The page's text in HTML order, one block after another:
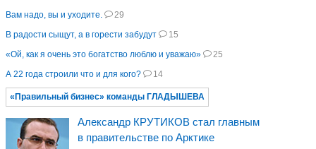
Вам надо, вы и уходите.
29
В радости сыщут, а в горести забудут
15
«Ой, как я очень это богатство люблю и уважаю»
25
А 22 года строили что и для кого?
14
«Правильный бизнес» команды ГЛАДЫШЕВА
Александр КРУТИКОВ стал главным
в правительстве по Арктике